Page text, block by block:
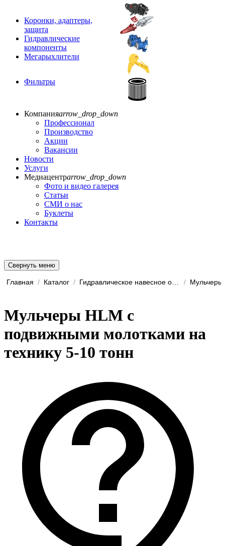
Коронки, адаптеры,
защита
Гидравлические
компоненты
Мегарыхлители
Фильтры
Компанияarrow_drop_down
Профессионал
Производство
Акции
Вакансии
Новости
Услуги
Медиацентрarrow_drop_down
Фото и видео галерея
Статьи
СМИ о нас
Буклеты
Контакты
Свернуть меню
Главная / Каталог / / Мульчеры
Мульчеры HLM с
подвижными молотками на
технику 5-10 тонн